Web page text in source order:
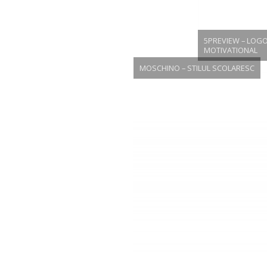
5PREVIEW –
MOTIVATIONAL
MOSCHINO – STILUL SCOLARESC